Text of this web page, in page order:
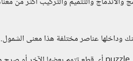
وداخلها عناصر مختلفة هذا معنى الشمول.